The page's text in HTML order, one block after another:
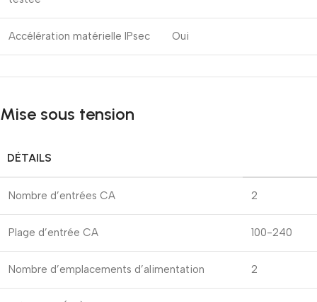
Accélération matérielle IPsec Oui
Mise sous tension
DÉTAILS
Nombre d’entrées CA 2
Plage d’entrée CA 100-240
Nombre d’emplacements d’alimentation 2